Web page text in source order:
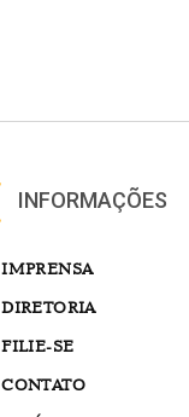
INFORMAÇÕES
IMPRENSA
DIRETORIA
FILIE-SE
CONTATO